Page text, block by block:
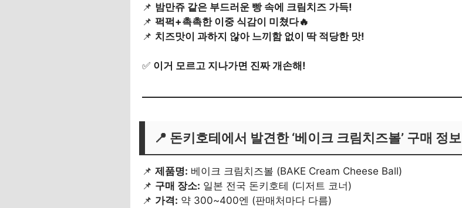
📌 밤만쥬 같은 부드러운 빵 속에 크림치즈 가득!
📌 퍽퍽+촉촉한 이중 식감이 미쳤다🔥
📌 치즈맛이 과하지 않아 느끼함 없이 딱 적당한 맛!
✅ 이거 모르고 지나가면 진짜 개손해!
📍 돈키호테에서 발견한 ‘베이크 크림치즈볼’ 구매 정보
📌 제품명: 베이크 크림치즈볼 (BAKE Cream Cheese Ball)
📌 구매 장소: 일본 전국 돈키호테 (디저트 코너)
📌 가격: 약 300~400엔 (판매처마다 다름)